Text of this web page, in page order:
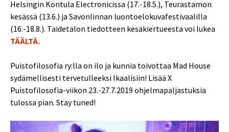
Helsingin Kontula Electronicissa (17.-18.5.), Teurastamon
kesässä (13.6.) ja Savonlinnan luontoelokuvafestivaalilla
(16.-18.8.). Taidetalon tiedotteen kesäkiertueesta voi lukea
TÄÄLTÄ.
Puistofilosofia ry:lla on ilo ja kunnia toivottaa Mad House
sydämellisesti tervetulleeksi Ikaalisiin! Lisää X
Puistofilosofia-viikon 23.-27.7.2019 ohjelmapaljastuksia
tulossa pian. Stay tuned!